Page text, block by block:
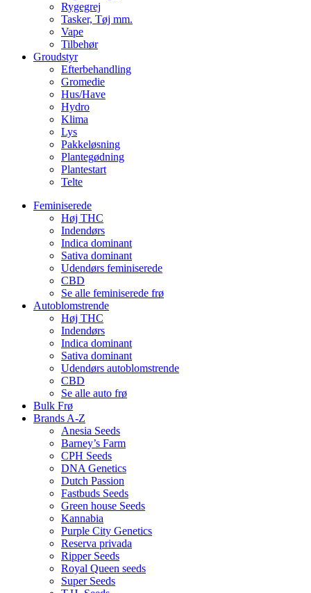
Rygegrej
Tasker, Tøj mm.
Vape
Tilbehør
Groudstyr
Efterbehandling
Gromedie
Hus/Have
Hydro
Klima
Lys
Pakkeløsning
Plantegødning
Plantestart
Telte
Feminiserede
Høj THC
Indendørs
Indica dominant
Sativa dominant
Udendørs feminiserede
CBD
Se alle feminiserede frø
Autoblomstrende
Høj THC
Indendørs
Indica dominant
Sativa dominant
Udendørs autoblomstrende
CBD
Se alle auto frø
Bulk Frø
Brands A-Z
Anesia Seeds
Barney’s Farm
CPH Seeds
DNA Genetics
Dutch Passion
Fastbuds Seeds
Green house Seeds
Kannabia
Purple City Genetics
Reserva privada
Ripper Seeds
Royal Queen seeds
Super Seeds